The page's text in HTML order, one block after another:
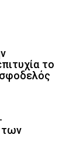
το
των